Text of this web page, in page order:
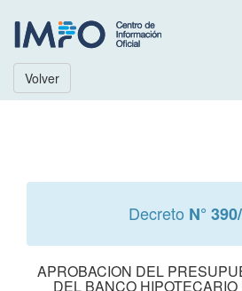
Volver
Decreto N°
APROBACION DEL
DEL BANCO HIPOTECARIO